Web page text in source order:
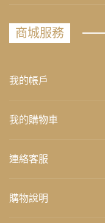
商城服務
我的帳戶
我的購物車
連絡客服
購物說明